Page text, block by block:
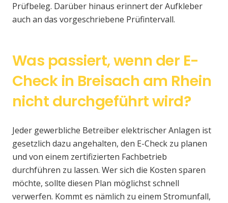
Prüfbeleg. Darüber hinaus erinnert der Aufkleber
auch an das vorgeschriebene Prüfintervall.
Was passiert, wenn der E-
Check in Breisach am Rhein
nicht durchgeführt wird?
Jeder gewerbliche Betreiber elektrischer Anlagen ist
gesetzlich dazu angehalten, den E-Check zu planen
und von einem zertifizierten Fachbetrieb
durchführen zu lassen. Wer sich die Kosten sparen
möchte, sollte diesen Plan möglichst schnell
verwerfen. Kommt es nämlich zu einem Stromunfall,